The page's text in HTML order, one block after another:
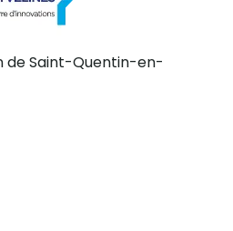
de Saint-Quentin-en-